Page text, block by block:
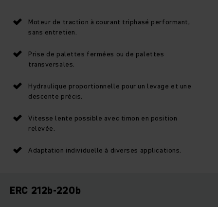
Moteur de traction à courant triphasé performant,
sans entretien.
Prise de palettes fermées ou de palettes
transversales.
Hydraulique proportionnelle pour un levage et une
descente précis.
Vitesse lente possible avec timon en position
relevée.
Adaptation individuelle à diverses applications.
ERC 212b-220b